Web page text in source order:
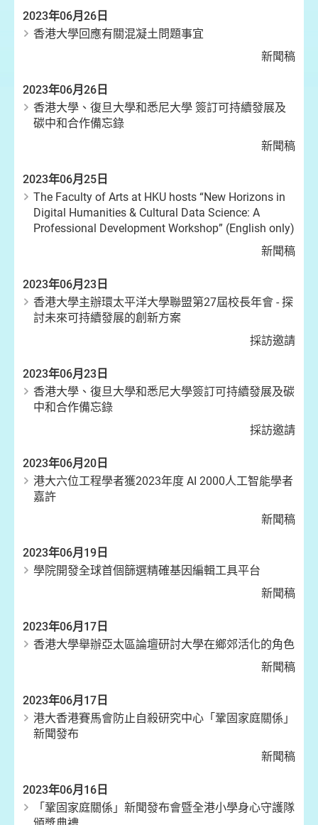
2023年06月26日
香港大學回應有關混凝土問題事宜
新聞稿
2023年06月26日
香港大學、復旦大學和悉尼大學 簽訂可持續發展及
碳中和合作備忘錄
新聞稿
2023年06月25日
The Faculty of Arts at HKU hosts “New Horizons in
Digital Humanities & Cultural Data Science: A
Professional Development Workshop” (English only)
新聞稿
2023年06月23日
香港大學主辦環太平洋大學聯盟第27屆校長年會 - 探
討未來可持續發展的創新方案
採訪邀請
2023年06月23日
香港大學、復旦大學和悉尼大學簽訂可持續發展及碳
中和合作備忘錄
採訪邀請
2023年06月20日
港大六位工程學者獲2023年度 AI 2000人工智能學者
嘉許
新聞稿
2023年06月19日
學院開發全球首個篩選精確基因編輯工具平台
新聞稿
2023年06月17日
香港大學舉辦亞太區論壇研討大學在鄉郊活化的角色
新聞稿
2023年06月17日
港大香港賽馬會防止自殺研究中心「鞏固家庭關係」
新聞發布
新聞稿
2023年06月16日
「鞏固家庭關係」新聞發布會暨全港小學身心守護隊